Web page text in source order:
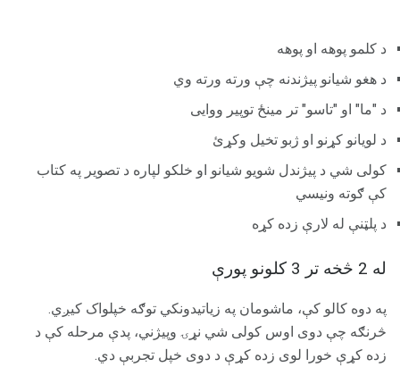
د کلمو پوهه او پوهه
د هغو شیانو پیژندنه چې ورته ورته وي
د "ما" او "تاسو" تر مینځ توپیر ووایی
د لویانو کړنو او ژبو تخیل وکړئ
کولی شي د پیژندل شویو شیانو او خلکو لپاره د تصویر په کتاب
کې ګوته ونیسي
د پلټنې له لارې زده کړه
له 2 څخه تر 3 کلونو پورې
په دوه کالو کې، ماشومان په زیاتیدونکي توګه خپلواک کیږي.
څرنګه چې دوی اوس کولی شي نړۍ وپیژني، پدې مرحله کې د
زده کړې خورا لوی زده کړې د دوی خپل تجربې دي.